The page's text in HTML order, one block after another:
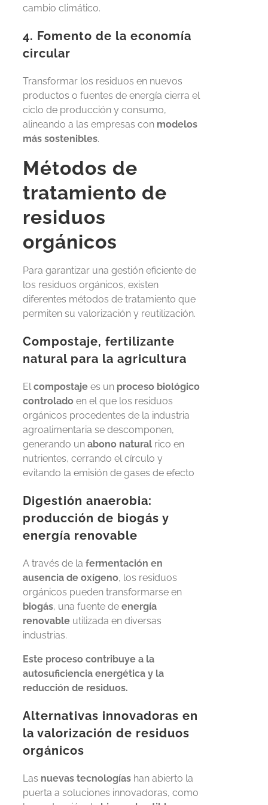
cambio climático.
4. Fomento de la economía
circular
Transformar los residuos en nuevos
productos o fuentes de energía cierra el
ciclo de producción y consumo,
alineando a las empresas con modelos
más sostenibles.
Métodos de
tratamiento de
residuos
orgánicos
Para garantizar una gestión eficiente de
los residuos orgánicos, existen
diferentes métodos de tratamiento que
permiten su valorización y reutilización.
Compostaje, fertilizante
natural para la agricultura
El compostaje es un proceso biológico
controlado en el que los residuos
orgánicos procedentes de la industria
agroalimentaria se descomponen,
generando un abono natural rico en
nutrientes, cerrando el círculo y
evitando la emisión de gases de efecto
Digestión anaerobia:
producción de biogás y
energía renovable
A través de la fermentación en
ausencia de oxígeno, los residuos
orgánicos pueden transformarse en
biogás, una fuente de energía
renovable utilizada en diversas
industrias.
Este proceso contribuye a la
autosuficiencia energética y la
reducción de residuos.
Alternativas innovadoras en
la valorización de residuos
orgánicos
Las nuevas tecnologías han abierto la
puerta a soluciones innovadoras, como